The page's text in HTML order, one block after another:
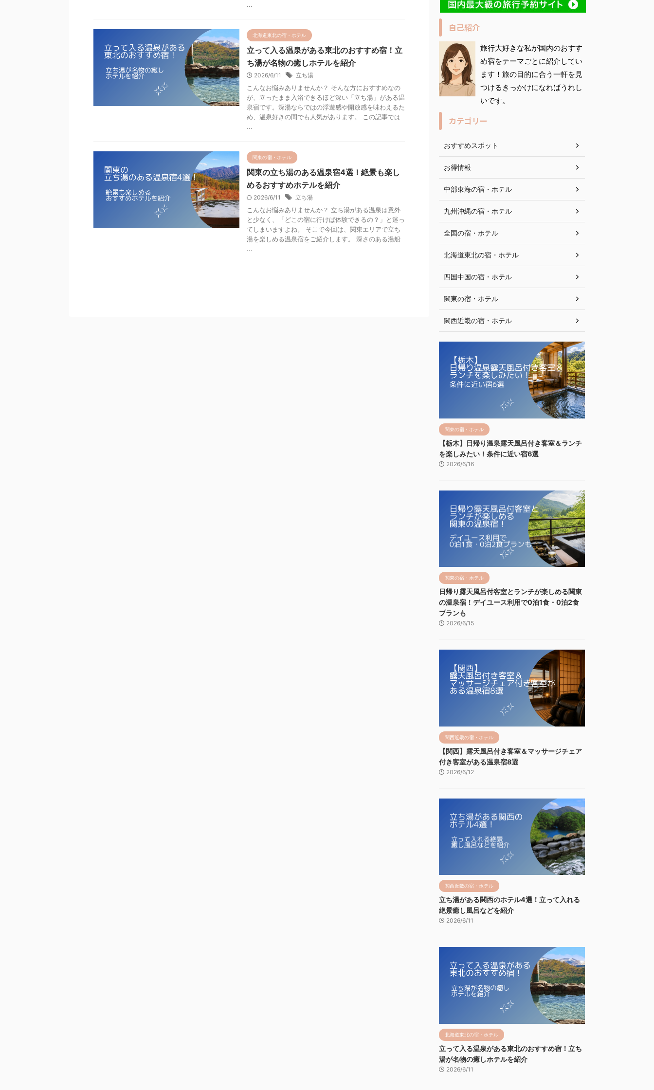
...
北海道東北の宿・ホテル
立って入る温泉がある東北のおすすめ宿！立
ち湯が名物の癒しホテルを紹介
2026/6/11 立ち湯
こんなお悩みありませんか？ そんな方におすすめなの
が、立ったまま入浴できるほど深い「立ち湯」がある温
泉宿です。深湯ならではの浮遊感や開放感を味わえるた
め、温泉好きの間でも人気があります。 この記事では
...
関東の宿・ホテル
関東の立ち湯のある温泉宿4選！絶景も楽し
めるおすすめホテルを紹介
2026/6/11 立ち湯
こんなお悩みありませんか？ 立ち湯がある温泉は意外
と少なく、「どこの宿に行けば体験できるの？」と迷っ
てしまいますよね。 そこで今回は、関東エリアで立ち
湯を楽しめる温泉宿をご紹介します。 深さのある湯船
...
自己紹介
旅行大好きな私が国内のおすす
め宿をテーマごとに紹介してい
ます！旅の目的に合う一軒を見
つけるきっかけになればうれし
いです。
カテゴリー
おすすめスポット
お得情報
中部東海の宿・ホテル
九州沖縄の宿・ホテル
全国の宿・ホテル
北海道東北の宿・ホテル
四国中国の宿・ホテル
関東の宿・ホテル
関西近畿の宿・ホテル
関東の宿・ホテル
【栃木】日帰り温泉露天風呂付き客室＆ランチ
を楽しみたい！条件に近い宿6選
2026/6/16
関東の宿・ホテル
日帰り露天風呂付客室とランチが楽しめる関東
の温泉宿！デイユース利用で0泊1食・0泊2食
プランも
2026/6/15
関西近畿の宿・ホテル
【関西】露天風呂付き客室＆マッサージチェア
付き客室がある温泉宿8選
2026/6/12
関西近畿の宿・ホテル
立ち湯がある関西のホテル4選！立って入れる
絶景癒し風呂などを紹介
2026/6/11
北海道東北の宿・ホテル
立って入る温泉がある東北のおすすめ宿！立ち
湯が名物の癒しホテルを紹介
2026/6/11